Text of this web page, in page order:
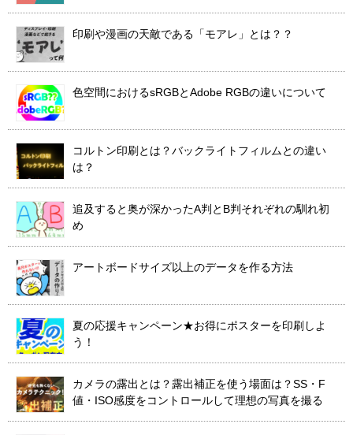
印刷や漫画の天敵である「モアレ」とは？？
色空間におけるsRGBとAdobe RGBの違いについて
コルトン印刷とは？バックライトフィルムとの違い
は？
追及すると奥が深かったA判とB判それぞれの馴れ初
め
アートボードサイズ以上のデータを作る方法
夏の応援キャンペーン★お得にポスターを印刷しよ
う！
カメラの露出とは？露出補正を使う場面は？SS・F
値・ISO感度をコントロールして理想の写真を撮る